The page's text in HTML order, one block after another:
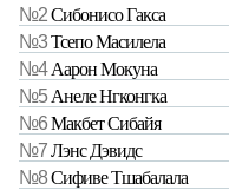
№2Сибонисо Гакса
№3Тсепо Масилела
№4 Аарон Мокуна
№5 Анеле Нгконгка
№6Макбет Сибайя
№7Лэнс Дэвидс
№8Сифиве Тшабалала